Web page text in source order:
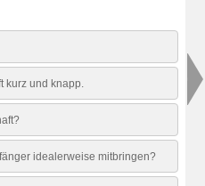
kurz und knapp.
idealerweise mitbringen?